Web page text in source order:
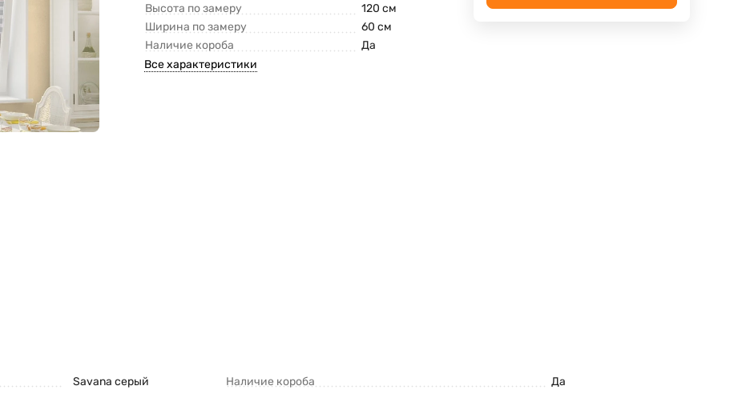
Высота по замеру
120 см
Ширина по замеру
60 см
Наличие короба
Да
Все характеристики
Savana серый Наличие короба Да